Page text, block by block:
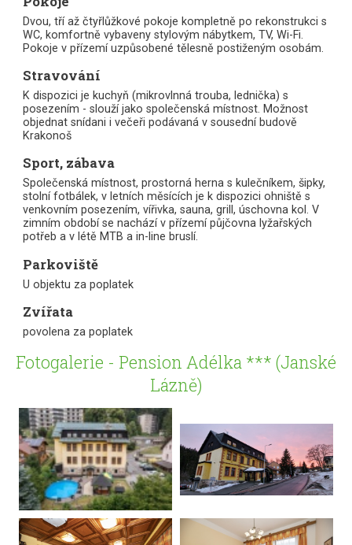
Dvou, tří až čtyřlůžkové pokoje kompletně po rekonstrukci s
WC, komfortně vybaveny stylovým nábytkem, TV, Wi-Fi.
Pokoje v přízemí uzpůsobené tělesně postiženým osobám.
Stravování
K dispozici je kuchyň (mikrovlnná trouba, lednička) s
posezením - slouží jako společenská místnost. Možnost
objednat snídani i večeři podávaná v sousední budově
Krakonoš
Sport, zábava
Společenská místnost, prostorná herna s kulečníkem, šipky,
stolní fotbálek, v letních měsících je k dispozici ohniště s
venkovním posezením, vířivka, sauna, grill, úschovna kol. V
zimním období se nachází v přízemí půjčovna lyžařských
potřeb a v létě MTB a in-line bruslí.
Parkoviště
U objektu za poplatek
Zvířata
povolena za poplatek
Fotogalerie - Pension Adélka *** (Janské
Lázně)